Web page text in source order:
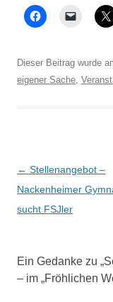
Dieser Beitrag wurde
eigener Sache,
Beitrags-
Navigation
← Stellenangebot –
Nackenheimer
sucht FSJler
Ein Gedanke zu „
– im „Fröhlichen